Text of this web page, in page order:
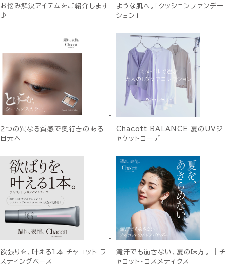
お悩み解決アイテムをご紹介します
♪
ような肌へ。「クッションファンデー
ション」
２つの異なる質感で奥行きのある
目元へ
Chacott BALANCE 夏のUVジ
ャケットコーデ
欲張りを、叶える1本 チャコット ラ
スティングベース
滝汗でも崩さない、夏の味方。 ｜チ
ャコット・コスメティクス